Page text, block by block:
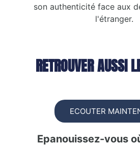
son authenticité face aux
l'étranger.​
RETROUVER AUSSI
ECOUTER
Epanouissez-vous